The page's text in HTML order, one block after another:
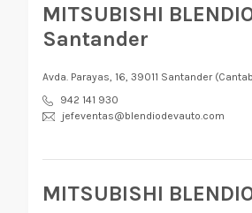
MITSUBISHI
Santander
Avda. Parayas, 16, 39011 Santander
942 141 930
jefeventas@blendiodevauto.com
MITSUBISHI